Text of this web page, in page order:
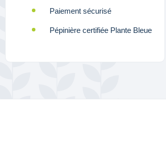
Paiement sécurisé
Pépinière certifiée Plante Bleue